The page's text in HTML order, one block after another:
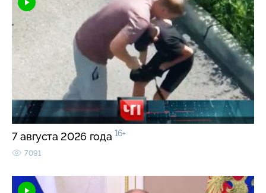
7 августа 2026 года 16+
7091